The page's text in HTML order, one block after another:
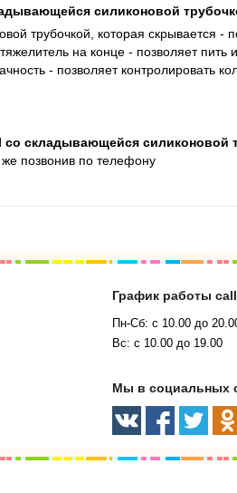
силиконовой
трубочкой, которая скрывается -
на конце - позволяет
- позволяет контролировать
со складывающейся силиконовой
позвонив по телефону
График работы
Пн-Сб: с 10.00 до
Вс: с 10.00 до 19.00
Мы в социальных